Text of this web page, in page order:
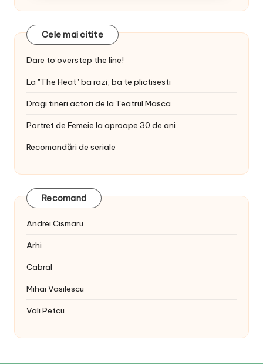
Cele mai citite
Dare to overstep the line!
La "The Heat" ba razi, ba te plictisesti
Dragi tineri actori de la Teatrul Masca
Portret de Femeie la aproape 30 de ani
Recomandări de seriale
Recomand
Andrei Cismaru
Arhi
Cabral
Mihai Vasilescu
Vali Petcu